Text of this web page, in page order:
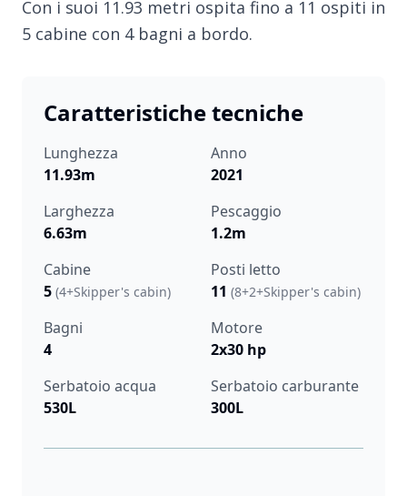
Con i suoi 11.93 metri ospita fino a 11 ospiti in
5 cabine con 4 bagni a bordo.
Caratteristiche tecniche
Lunghezza
11.93m
Anno
2021
Larghezza
6.63m
Pescaggio
1.2m
Cabine
5 (4+Skipper's cabin)
Posti letto
11 (8+2+Skipper's cabin)
Bagni
4
Motore
2x30 hp
Serbatoio acqua
530L
Serbatoio carburante
300L